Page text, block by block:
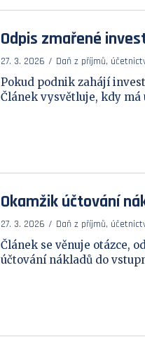
Odpis zmařené
27. 3. 2026 Daň z příjmů,
Pokud podnik zahájí
Článek vysvětluje, kdy
Okamžik účtování
27. 3. 2026 Daň z příjmů,
Článek se věnuje otázce,
účtování nákladů do